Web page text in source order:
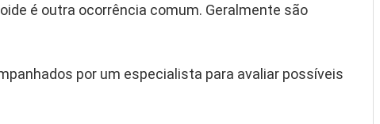
é outra ocorrência comum. Geralmente são
por um especialista para avaliar possíveis